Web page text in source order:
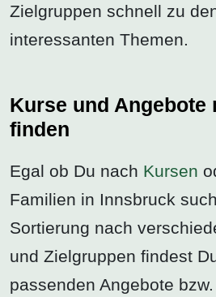
Zielgruppen schnell zu
interessanten Themen.
Kurse und Angebote
finden
Egal ob Du nach Kursen
Familien in Innsbruck
Sortierung nach
und Zielgruppen findest
passenden Angebote